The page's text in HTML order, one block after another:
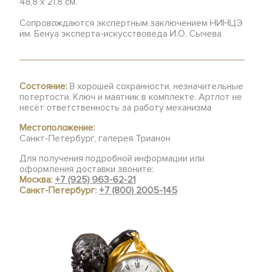
Сопровождаются экспертным заключением НИНЦЭ
им. Бенуа эксперта-искусствоведа И.О. Сычева
Состояние: В хорошей сохранности, незначительные
потертости. Ключ и маятник в комплекте. Артлот не
несёт ответственность за работу механизма
Местоположение:
Санкт-Петербург, галерея Трианон
Для получения подробной информации или
оформления доставки звоните:
Москва:+7 (925) 963-62-21
Санкт-Петербург:+7 (800) 2005-145